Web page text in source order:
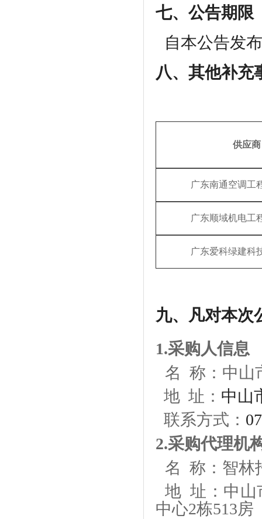
七、公告期限
自本公告发
八、其他补充
供应商
广东南通空调工
广东顺域机电工
广东爱科绿建科
九、凡对本次
1.采购人信息
名 称： 中山
地 址： 中山
联系方式：
2.采购代理机
名 称：智林
地 址：中山
中心2栋513房